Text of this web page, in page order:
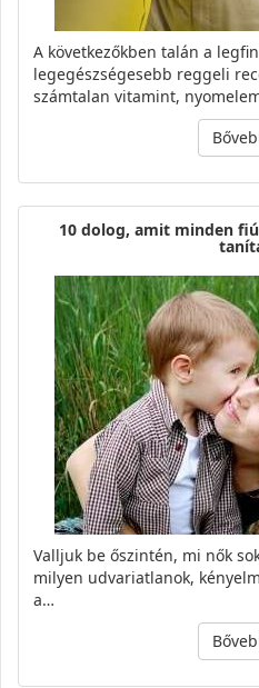
A következőkben talán a
legegészségesebb reggeli
számtalan vitamint,
10 dolog, amit minden
Valljuk be őszintén, mi nők
milyen udvariatlanok,
a…